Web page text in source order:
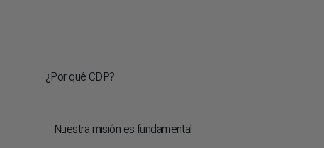
¿Por qué CDP?
Nuestra misión es fundamental